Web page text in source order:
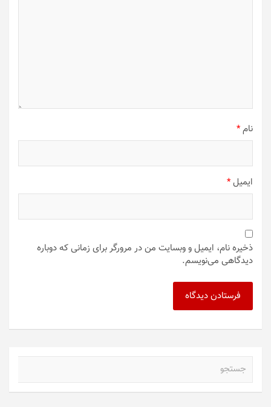
نام*
ایمیل*
ذخیره نام، ایمیل و وبسایت من در مرورگر برای زمانی که دوباره
دیدگاهی می‌نویسم.